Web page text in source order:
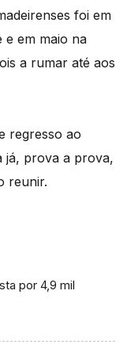
foi em
e em maio na
a rumar até aos
regresso ao
já, prova a prova,
reunir.
por 4,9 mil